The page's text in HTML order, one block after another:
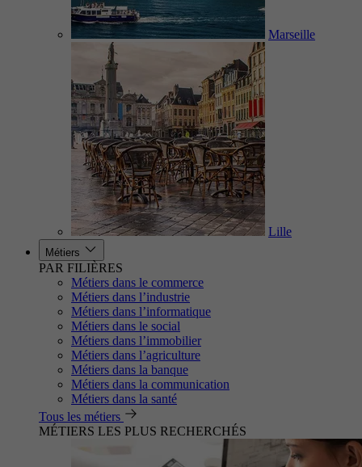
Marseille
Lille
Métiers
PAR FILIÈRES
Métiers dans le commerce
Métiers dans l’industrie
Métiers dans l’informatique
Métiers dans le social
Métiers dans l’immobilier
Métiers dans l’agriculture
Métiers dans la banque
Métiers dans la communication
Métiers dans la santé
Tous les métiers
MÉTIERS LES PLUS RECHERCHÉS